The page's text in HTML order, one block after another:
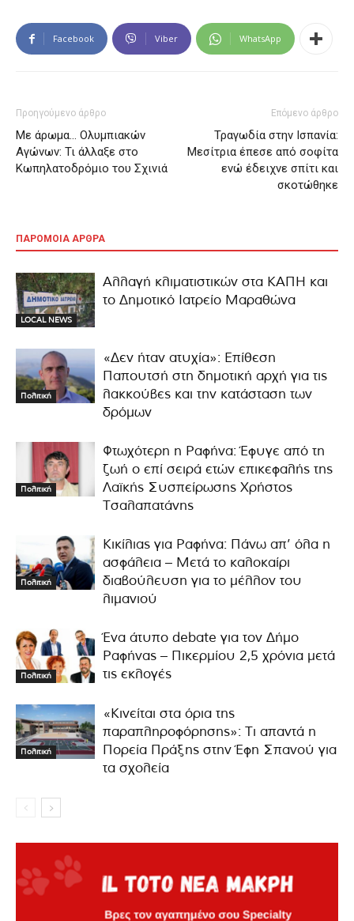
Facebook Viber WhatsApp
Προηγούμενο άρθρο
Με άρωμα… Ολυμπιακών
Αγώνων: Τι άλλαξε στο
Κωπηλατοδρόμιο του Σχινιά
Επόμενο άρθρο
Τραγωδία στην Ισπανία:
Μεσίτρια έπεσε από σοφίτα
ενώ έδειχνε σπίτι και
σκοτώθηκε
ΠΑΡΟΜΟΙΑ ΑΡΘΡΑ
LOCAL NEWS
Αλλαγή κλιματιστικών στα ΚΑΠΗ και
το Δημοτικό Ιατρείο Μαραθώνα
Πολιτική
«Δεν ήταν ατυχία»: Επίθεση
Παπουτσή στη δημοτική αρχή για τις
λακκούβες και την κατάσταση των
δρόμων
Πολιτική
Φτωχότερη η Ραφήνα: Έφυγε από τη
ζωή ο επί σειρά ετών επικεφαλής της
Λαϊκής Συσπείρωσης Χρήστος
Τσαλαπατάνης
Πολιτική
Κικίλιας για Ραφήνα: Πάνω απ’ όλα η
ασφάλεια – Μετά το καλοκαίρι
διαβούλευση για το μέλλον του
λιμανιού
Πολιτική
Ένα άτυπο debate για τον Δήμο
Ραφήνας – Πικερμίου 2,5 χρόνια μετά
τις εκλογές
Πολιτική
«Κινείται στα όρια της
παραπληροφόρησης»: Τι απαντά η
Πορεία Πράξης στην Έφη Σπανού για
τα σχολεία